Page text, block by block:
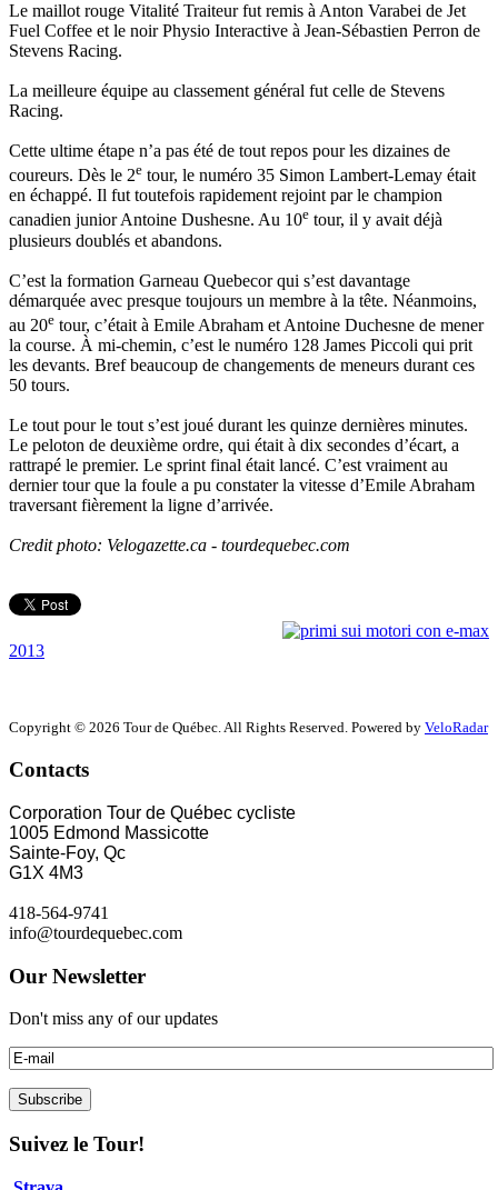
Le maillot rouge Vitalité Traiteur fut remis à Anton Varabei de Jet
Fuel Coffee et le noir Physio Interactive à Jean-Sébastien Perron de
Stevens Racing.
La meilleure équipe au classement général fut celle de Stevens
Racing.
Cette ultime étape n’a pas été de tout repos pour les dizaines de
coureurs. Dès le 2e tour, le numéro 35 Simon Lambert-Lemay était
en échappé. Il fut toutefois rapidement rejoint par le champion
canadien junior Antoine Dushesne. Au 10e tour, il y avait déjà
plusieurs doublés et abandons.
C’est la formation Garneau Quebecor qui s’est davantage
démarquée avec presque toujours un membre à la tête. Néanmoins,
au 20e tour, c’était à Emile Abraham et Antoine Duchesne de mener
la course. À mi-chemin, c’est le numéro 128 James Piccoli qui prit
les devants. Bref beaucoup de changements de meneurs durant ces
50 tours.
Le tout pour le tout s’est joué durant les quinze dernières minutes.
Le peloton de deuxième ordre, qui était à dix secondes d’écart, a
rattrapé le premier. Le sprint final était lancé. C’est vraiment au
dernier tour que la foule a pu constater la vitesse d’Emile Abraham
traversant fièrement la ligne d’arrivée.
Credit photo: Velogazette.ca - tourdequebec.com
2013
Copyright © 2026 Tour de Québec. All Rights Reserved. Powered by VeloRadar
Contacts
Corporation Tour de Québec cycliste
1005 Edmond Massicotte
Sainte-Foy, Qc
G1X 4M3
418-564-9741
info@tourdequebec.com
Our Newsletter
Don't miss any of our updates
Suivez le Tour!